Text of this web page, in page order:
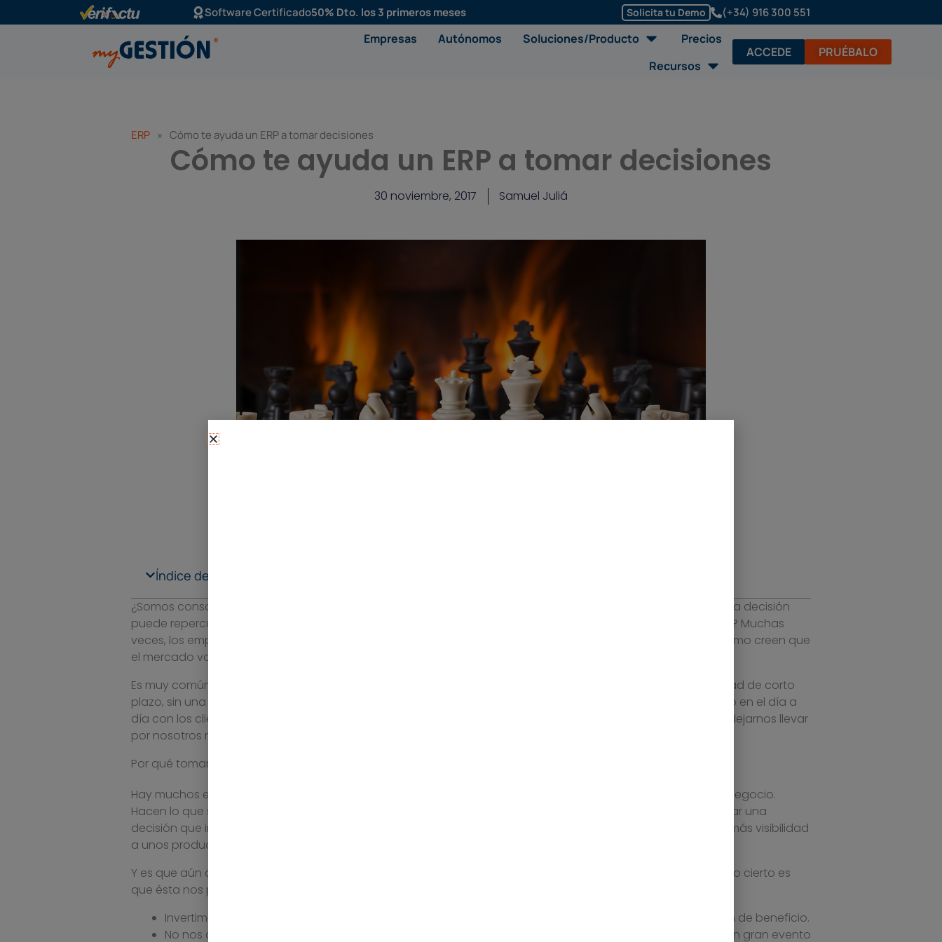
al
Software Certificado50% Dto. los 3 primeros meses Solicita tu Demo (+34) 916 300 551
Empresas Autónomos Soluciones/Producto Abrir Soluciones/Producto
Precios
Recursos Abrir Recursos
ACCEDE PRUÉBALO
ERP » Cómo te ayuda un ERP a tomar decisiones
Cómo te ayuda un ERP a tomar decisiones
30 noviembre, 2017 Samuel Juliá
Índice de contenidos
¿Somos conscientes de la importancia de las decisiones en la empresa? ¿Nos damos cuenta de que una mala decisión
puede repercutir en pérdidas económicas considerables, o sin ir más lejos, en una escasa o baja rentabilidad? Muchas
veces, los empresarios toman sus decisiones basándose en la intuición, en lo que siempre se ha hecho, en cómo creen que
el mercado va a comportarse, y sin embargo, a veces pueden estar completamente equivocados.
Es muy común la figura del empresario que toma sus decisiones de compra de mercancía con una mentalidad de corto
plazo, sin una visión global. Se basa en su experiencia personal, su conocimiento del mercado por el contacto en el día a
día con los clientes. Aunque esta habilidad tiene mucho valor, lo cierto es que siempre corremos el riesgo de dejarnos llevar
por nosotros mismos.
Por qué tomar decisiones por simple intuición es un error
Hay muchos empresarios que actúan de forma reactiva, sin tomar la iniciativa, sin buscar oportunidades de negocio.
Hacen lo que siempre han hecho, y aunque el mercado da signos de cambio, difícilmente se arriesgan a tomar una
decisión que implique probar nuevos productos, invertir en más en determinada área o, sin ir más lejos, darle más visibilidad
a unos productos sobre otros.
Y es que aún a pesar de que sobre la vida real podamos tomar decisiones basándonos en nuestra intuición, lo cierto es
que ésta nos puede jugar malas pasadas. Por ejemplo:
Invertimos donde más ventas se producen, pero no en tratar de vender los productos con más margen de beneficio.
No nos anticipamos al mercado con suficiente antelación. Por ejemplo, aunque el Black Friday ha sido un gran evento